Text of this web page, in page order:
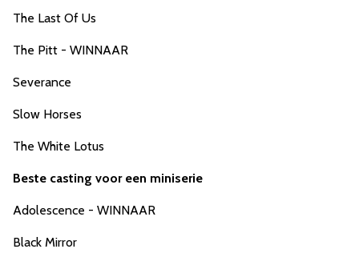
The Last Of Us
The Pitt - WINNAAR
Severance
Slow Horses
The White Lotus
Beste casting voor een miniserie
Adolescence - WINNAAR
Black Mirror